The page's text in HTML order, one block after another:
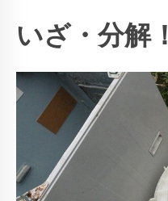
いざ・分解！